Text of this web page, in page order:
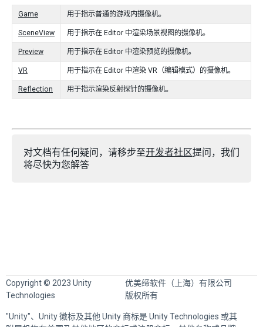
Game 用于指示普通的游戏内摄像机。
SceneView 用于指示在 Editor 中渲染场景视图的摄像机。
Preview 用于指示在 Editor 中渲染预览的摄像机。
VR 用于指示在 Editor 中渲染 VR（编辑模式）的摄像机。
Reflection 用于指示渲染反射探针的摄像机。
对文档有任何疑问，请移步至开发者社区提问，我们
将尽快为您解答
Copyright © 2023 Unity
Technologies
优美缔软件（上海）有限公司
版权所有
"Unity"、Unity 徽标及其他 Unity 商标是 Unity Technologies 或其